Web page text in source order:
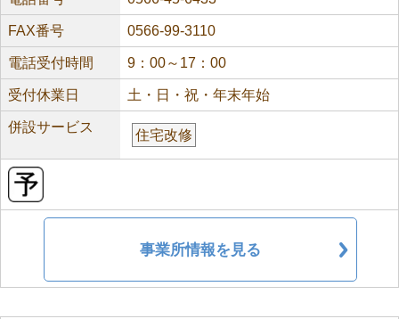
FAX番号 0566-99-3110
電話受付時間 9：00～17：00
受付休業日 土・日・祝・年末年始
併設サービス
住宅改修
事業所情報を見る